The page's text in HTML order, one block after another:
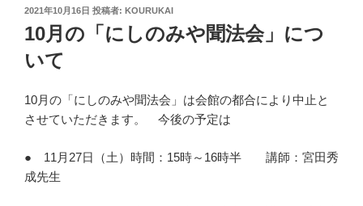
投
稿
日:
2021年10月16日 投稿者: KOURUKAI
10月の「にしのみや聞法会」につ
いて
10月の「にしのみや聞法会」は会館の都合により中止と
させていただきます。 今後の予定は
● 11月27日（土）時間：15時～16時半 講師：宮田秀
成先生